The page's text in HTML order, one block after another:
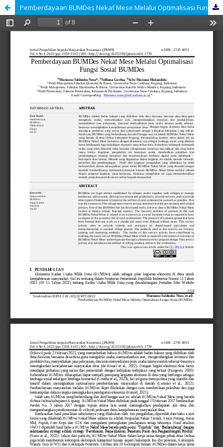
Pemberdayaan BUMDes Nekaf Mese Melalui Optimalisasi Fungsi Sosial BUMDes